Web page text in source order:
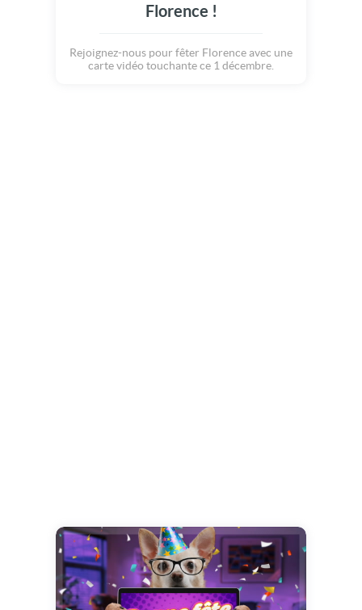
Florence !
Rejoignez-nous pour fêter Florence avec une
carte vidéo touchante ce 1 décembre.